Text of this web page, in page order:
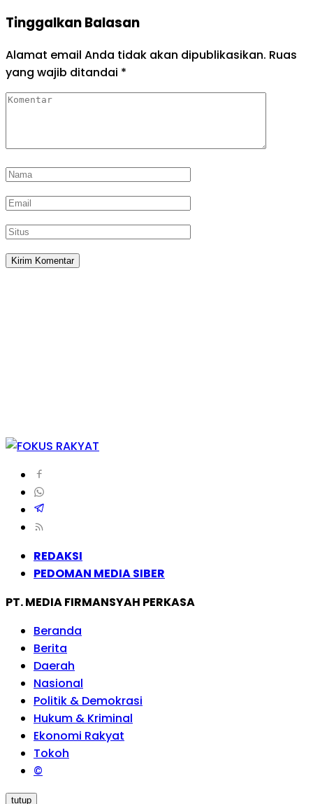
Tinggalkan Balasan
Alamat email Anda tidak akan dipublikasikan. Ruas
yang wajib ditandai *
REDAKSI
PEDOMAN MEDIA SIBER
PT. MEDIA FIRMANSYAH PERKASA
Beranda
Berita
Daerah
Nasional
Politik & Demokrasi
Hukum & Kriminal
Ekonomi Rakyat
Tokoh
©
tutup